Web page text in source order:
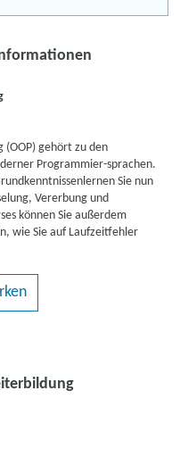
gehört zu den
Programmier-sprachen.
Sie nun
Vererbung und
können Sie außerdem
wie Sie auf Laufzeitfehler